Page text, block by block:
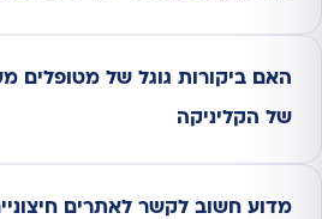
האם ביקורות גוגל של מטופלים
של הקליניקה
מדוע חשוב לקשר לאתרים